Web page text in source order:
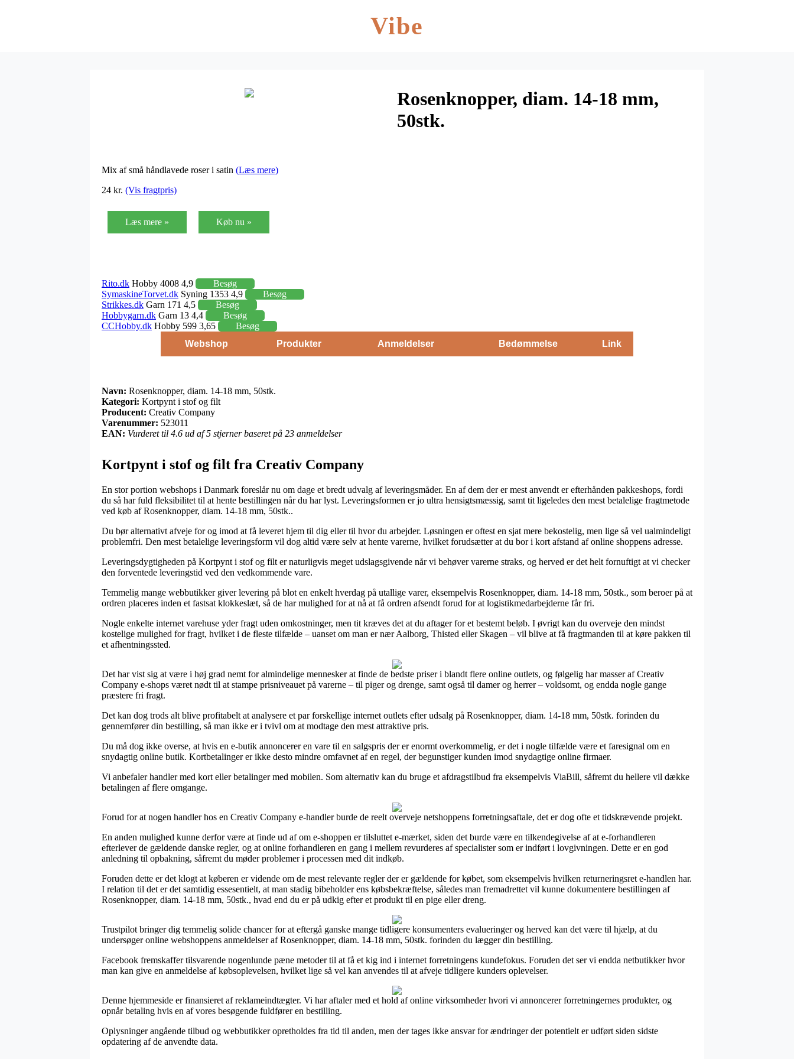
Vibe
Rosenknopper, diam. 14-18 mm,
50stk.
Mix af små håndlavede roser i satin (Læs mere)
24 kr. (Vis fragtpris)
Læs mere » Køb nu »
Rito.dk Hobby 4008 4,9
Besøg
SymaskineTorvet.dk Syning 1353 4,9
Besøg
Strikkes.dk Garn 171 4,5
Besøg
Hobbygarn.dk Garn 13 4,4
Besøg
CCHobby.dk Hobby 599 3,65
Besøg
Webshop
Produkter Anmeldelser Bedømmelse Link
Navn: Rosenknopper, diam. 14-18 mm, 50stk.
Kategori: Kortpynt i stof og filt
Producent: Creativ Company
Varenummer: 523011
EAN: Vurderet til 4.6 ud af 5 stjerner baseret på 23 anmeldelser
Kortpynt i stof og filt fra Creativ Company
En stor portion webshops i Danmark foreslår nu om dage et bredt udvalg af leveringsmåder. En af dem der er mest anvendt er efterhånden pakkeshops, fordi
du så har fuld fleksibilitet til at hente bestillingen når du har lyst. Leveringsformen er jo ultra hensigtsmæssig, samt tit ligeledes den mest betalelige fragtmetode
ved køb af Rosenknopper, diam. 14-18 mm, 50stk..
Du bør alternativt afveje for og imod at få leveret hjem til dig eller til hvor du arbejder. Løsningen er oftest en sjat mere bekostelig, men lige så vel ualmindeligt
problemfri. Den mest betalelige leveringsform vil dog altid være selv at hente varerne, hvilket forudsætter at du bor i kort afstand af online shoppens adresse.
Leveringsdygtigheden på Kortpynt i stof og filt er naturligvis meget udslagsgivende når vi behøver varerne straks, og herved er det helt fornuftigt at vi checker
den forventede leveringstid ved den vedkommende vare.
Temmelig mange webbutikker giver levering på blot en enkelt hverdag på utallige varer, eksempelvis Rosenknopper, diam. 14-18 mm, 50stk., som beroer på at
ordren placeres inden et fastsat klokkeslæt, så de har mulighed for at nå at få ordren afsendt forud for at logistikmedarbejderne får fri.
Nogle enkelte internet varehuse yder fragt uden omkostninger, men tit kræves det at du aftager for et bestemt beløb. I øvrigt kan du overveje den mindst
kostelige mulighed for fragt, hvilket i de fleste tilfælde – uanset om man er nær Aalborg, Thisted eller Skagen – vil blive at få fragtmanden til at køre pakken til
et afhentningssted.
Det har vist sig at være i høj grad nemt for almindelige mennesker at finde de bedste priser i blandt flere online outlets, og følgelig har masser af Creativ
Company e-shops været nødt til at stampe prisniveauet på varerne – til piger og drenge, samt også til damer og herrer – voldsomt, og endda nogle gange
præstere fri fragt.
Det kan dog trods alt blive profitabelt at analysere et par forskellige internet outlets efter udsalg på Rosenknopper, diam. 14-18 mm, 50stk. forinden du
gennemfører din bestilling, så man ikke er i tvivl om at modtage den mest attraktive pris.
Du må dog ikke overse, at hvis en e-butik annoncerer en vare til en salgspris der er enormt overkommelig, er det i nogle tilfælde være et faresignal om en
snydagtig online butik. Kortbetalinger er ikke desto mindre omfavnet af en regel, der begunstiger kunden imod snydagtige online firmaer.
Vi anbefaler handler med kort eller betalinger med mobilen. Som alternativ kan du bruge et afdragstilbud fra eksempelvis ViaBill, såfremt du hellere vil dække
betalingen af flere omgange.
Forud for at nogen handler hos en Creativ Company e-handler burde de reelt overveje netshoppens forretningsaftale, det er dog ofte et tidskrævende projekt.
En anden mulighed kunne derfor være at finde ud af om e-shoppen er tilsluttet e-mærket, siden det burde være en tilkendegivelse af at e-forhandleren
efterlever de gældende danske regler, og at online forhandleren en gang i mellem revurderes af specialister som er indført i lovgivningen. Dette er en god
anledning til opbakning, såfremt du møder problemer i processen med dit indkøb.
Foruden dette er det klogt at køberen er vidende om de mest relevante regler der er gældende for købet, som eksempelvis hvilken returneringsret e-handlen har.
I relation til det er det samtidig essesentielt, at man stadig bibeholder ens købsbekræftelse, således man fremadrettet vil kunne dokumentere bestillingen af
Rosenknopper, diam. 14-18 mm, 50stk., hvad end du er på udkig efter et produkt til en pige eller dreng.
Trustpilot bringer dig temmelig solide chancer for at eftergå ganske mange tidligere konsumenters evalueringer og herved kan det være til hjælp, at du
undersøger online webshoppens anmeldelser af Rosenknopper, diam. 14-18 mm, 50stk. forinden du lægger din bestilling.
Facebook fremskaffer tilsvarende nogenlunde pæne metoder til at få et kig ind i internet forretningens kundefokus. Foruden det ser vi endda netbutikker hvor
man kan give en anmeldelse af købsoplevelsen, hvilket lige så vel kan anvendes til at afveje tidligere kunders oplevelser.
Denne hjemmeside er finansieret af reklameindtægter. Vi har aftaler med et hold af online virksomheder hvori vi annoncerer forretningernes produkter, og
opnår betaling hvis en af vores besøgende fuldfører en bestilling.
Oplysninger angående tilbud og webbutikker opretholdes fra tid til anden, men der tages ikke ansvar for ændringer der potentielt er udført siden sidste
opdatering af de anvendte data.